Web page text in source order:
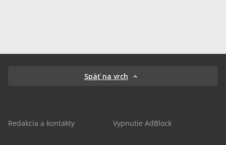
Späť na vrch
Redakcia a kontakty Vypnutie AdBlock